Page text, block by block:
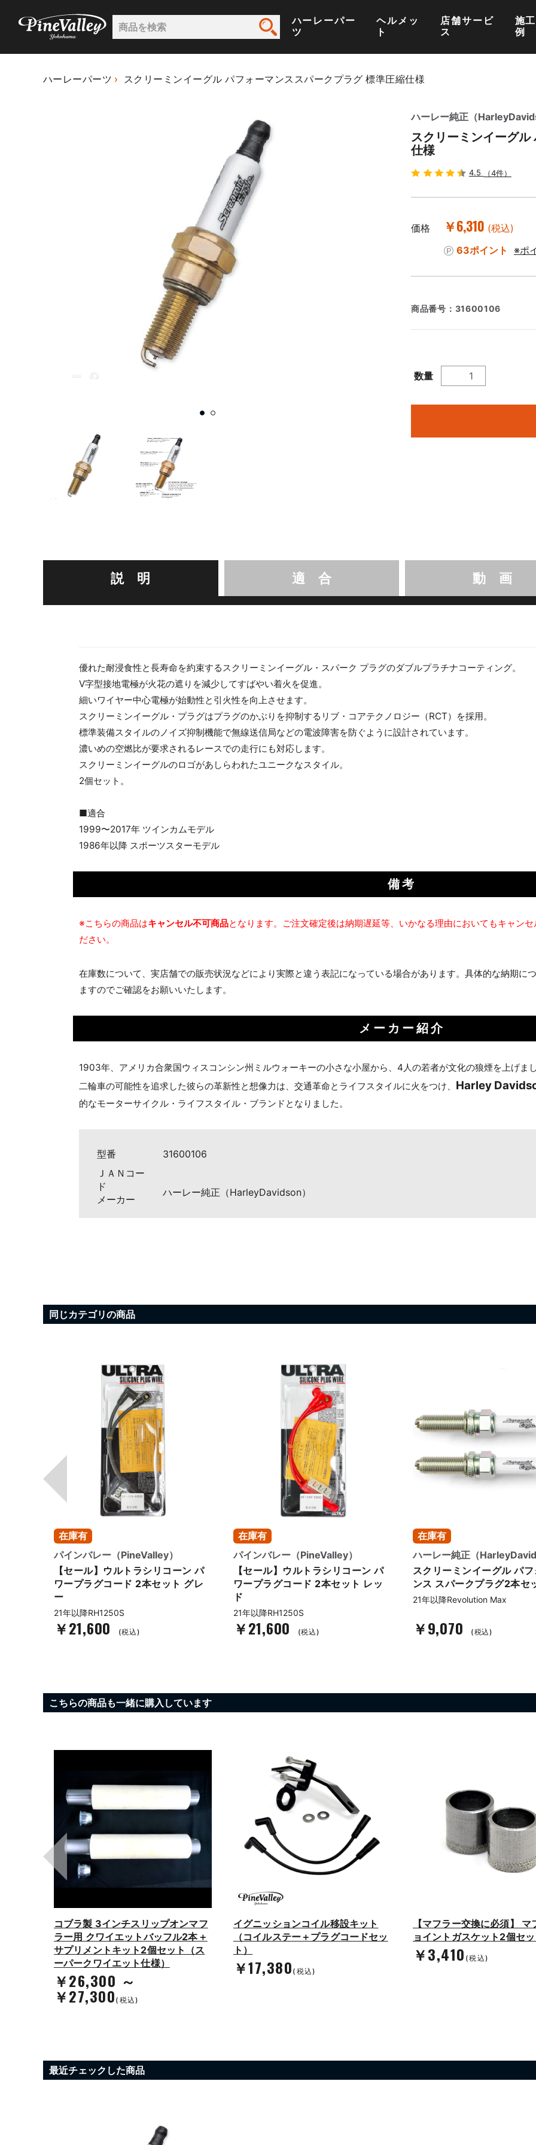
ハーレーパー
ツ
ヘルメッ
ト
店舗サービ
ス
施
例
ハーレーパーツ スクリーミンイーグル パフォーマンススパークプラグ 標準圧縮仕様
ハーレー純正（
スクリーミンイーグ
仕様
4.5 （4件）
価格 ￥6,310 (税込)
63ポイント
※ポ
商品番号： 31600106
数量
説 明 適 合 動 画
優れた耐浸食性と長寿命を約束するスクリーミンイーグル・スパーク プラグのダブルプラチナコーティング。
V字型接地電極が火花の遮りを減少してすばやい着火を促進。
細いワイヤー中心電極が始動性と引火性を向上させます。
スクリーミンイーグル・プラグはプラグのかぶりを抑制するリブ・コアテクノロジー（RCT）を採用。
標準装備スタイルのノイズ抑制機能で無線送信局などの電波障害を防ぐように設計されています。
濃いめの空燃比が要求されるレースでの走行にも対応します。
スクリーミンイーグルのロゴがあしらわれたユニークなスタイル。
2個セット。
■適合
1999〜2017年 ツインカムモデル
1986年以降 スポーツスターモデル
備考
※こちらの商品はキャンセル不可商品となります。ご注文確定後は納期遅延等、いかなる理由においてもキャン
ださい。
在庫数について、実店舗での販売状況などにより実際と違う表記になっている場合があります。具体的な納期に
ますのでご確認をお願いいたします。
メーカー紹介
1903年、アメリカ合衆国ウィスコンシン州ミルウォーキーの小さな小屋から、4人の若者が文化の狼煙を上げま
二輪車の可能性を追求した彼らの革新性と想像力は、交通革命とライフスタイルに火をつけ、 Harley
的なモーターサイクル・ライフスタイル・ブランドとなりました。
型番
31600106
ＪＡＮコー
ド
メーカー
ハーレー純正（HarleyDavidson）
同じカテゴリの商品
在庫有
パインバレー（PineValley）
【セール】ウルトラシリコーン パ
ワープラグコード 2本セット グレ
ー
21年以降RH1250S
￥21,600 (税込)
在庫有
パインバレー（PineValley）
【セール】ウルトラシリコーン パ
ワープラグコード 2本セット レッ
ド
21年以降RH1250S
￥21,600 (税込)
在庫有
ハーレー純正（
スクリーミンイーグル パ
ンス スパークプラグ2本セ
21年以降Revolution Max
￥9,070 (税込)
こちらの商品も一緒に購入しています
コブラ製 3インチスリップオンマフ
ラー用 クワイエットバッフル2本＋
サプリメントキット2個セット（ス
ーパークワイエット仕様）
￥26,300 ～
￥27,300 (税込)
イグニッションコイル移設キット
（コイルステー＋プラグコードセッ
ト）
￥17,380 (税込)
【マフラー交換に必須】 マ
ョイントガスケット2個セ
￥3,410 (税込)
最近チェックした商品